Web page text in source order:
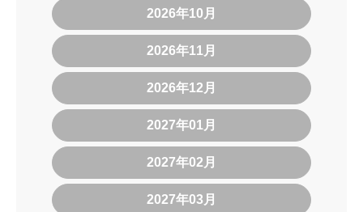
2026年10月
2026年11月
2026年12月
2027年01月
2027年02月
2027年03月